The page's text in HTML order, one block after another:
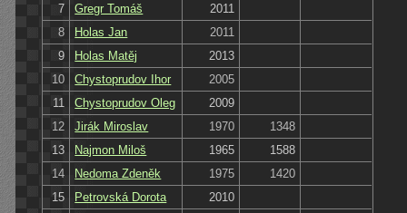
7
Gregr Tomáš
2011
8
Holas Jan
2011
9
Holas Matěj
2013
10
Chystoprudov Ihor
2005
11
Chystoprudov Oleg
2009
12
Jirák Miroslav 1970
1348
13
Najmon Miloš 1965
1588
14
Nedoma Zdeněk 1975
1420
15
Petrovská Dorota
2010